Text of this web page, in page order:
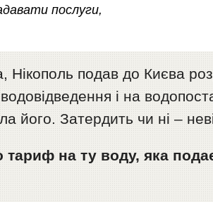
послуги,
подав до Києва
і на
його. Затердить чи ні –
на ту воду, яка